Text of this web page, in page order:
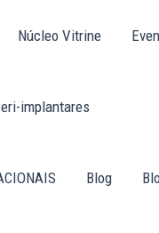
Núcleo Vitrine
implantares
Blog